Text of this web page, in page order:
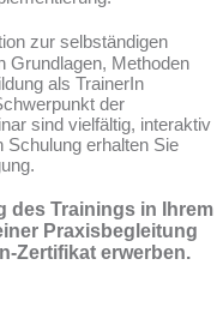
zur selbständigen
Grundlagen, Methoden
als TrainerIn
der
sind vielfältig, interaktiv
Schulung erhalten Sie
des Trainings in Ihrem
Praxisbegleitung
Zertifikat erwerben.